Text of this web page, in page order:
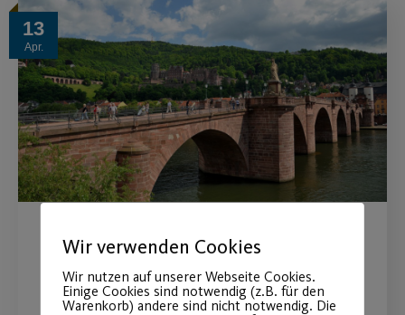
13
Apr.
Reise nach Heidelberg
am Samstag, 21.05.22 mit Schloss- und
Wir verwenden Cookies
Wir nutzen auf unserer Webseite Cookies.
Einige Cookies sind notwendig (z.B. für den
Warenkorb) andere sind nicht notwendig. Die